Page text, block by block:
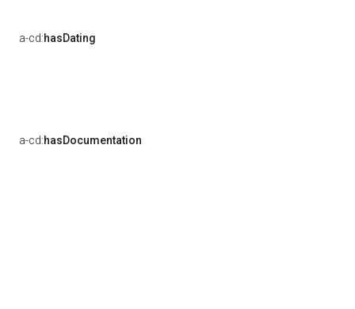
a-cd:hasDating
a-cd:hasDocumentation